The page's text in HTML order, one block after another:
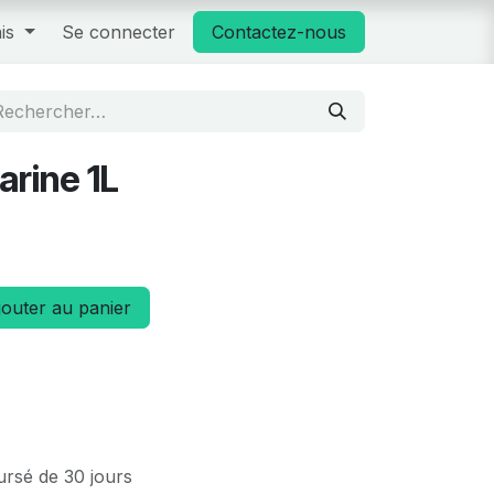
Se connecter Contactez-nous
1L
au panier
de 30 jours